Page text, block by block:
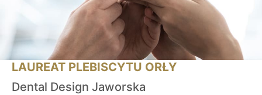
LAUREAT PLEBISCYTU ORŁY
Dental Design Jaworska